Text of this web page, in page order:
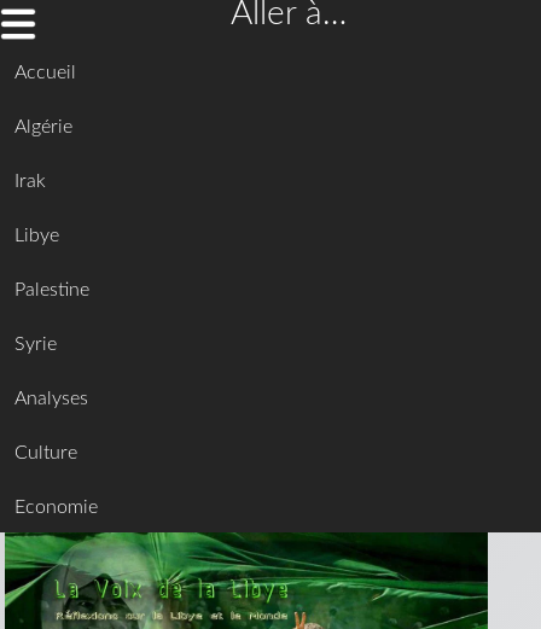
Aller à…
Accueil
Algérie
Irak
Libye
Palestine
Syrie
Analyses
Culture
Economie